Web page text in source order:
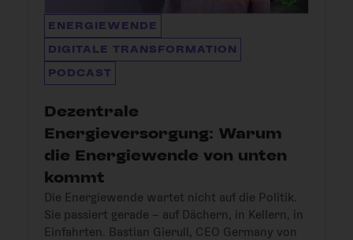
ENERGIEWENDE
DIGITALE TRANSFORMATION
PODCAST
Dezentrale
Energieversorgung: Warum
die Energiewende von unten
kommt
Die Energiewende wartet nicht auf die Politik.
Sie passiert gerade – auf Dächern, in Kellern, in
Einfahrten. Bastian Gierull, CEO Germany von